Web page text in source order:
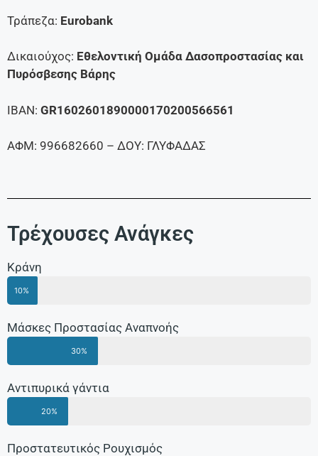
Τράπεζα: Eurobank
Δικαιούχος: Εθελοντική Ομάδα Δασοπροστασίας και
Πυρόσβεσης Βάρης
ΙΒΑΝ: GR1602601890000170200566561
ΑΦΜ: 996682660 – ΔΟΥ: ΓΛΥΦΑΔΑΣ
Τρέχουσες Ανάγκες
Κράνη
10%
Μάσκες Προστασίας Αναπνοής
30%
Αντιπυρικά γάντια
20%
Προστατευτικός Ρουχισμός